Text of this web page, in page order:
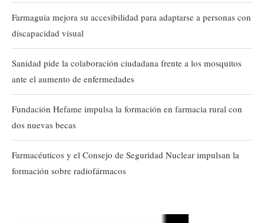
Farmaguia mejora su accesibilidad para adaptarse a personas con
discapacidad visual
Sanidad pide la colaboración ciudadana frente a los mosquitos
ante el aumento de enfermedades
Fundación Hefame impulsa la formación en farmacia rural con
dos nuevas becas
Farmacéuticos y el Consejo de Seguridad Nuclear impulsan la
formación sobre radiofármacos